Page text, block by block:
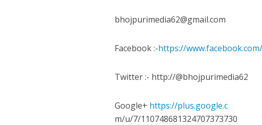
bhojpurimedia62@gmail.com
Facebook :-https://
Twitter :- http://@bhojpurimedia62
Google+ https://plus.google.c
m/u/7/110748681324707373730